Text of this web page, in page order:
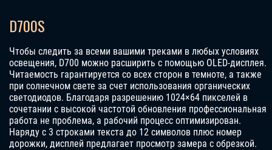
D700S
Чтобы следить за всеми вашими треками в любых условиях
освещения, D700 можно расширить с помощью OLED-дисплея.
Читаемость гарантируется со всех сторон в темноте, а также
при солнечном свете за счет использования органических
светодиодов. Благодаря разрешению 1024×64 пикселей в
сочетании с высокой частотой обновления профессиональная
работа не проблема, а рабочий процесс оптимизирован.
Наряду с 3 строками текста до 12 символов плюс номер
дорожки, дисплей предлагает просмотр замера с обрезкой.